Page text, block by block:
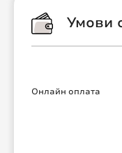
Умови
Онлайн оплата